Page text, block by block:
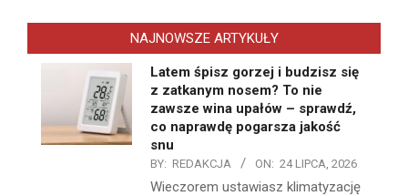
NAJNOWSZE ARTYKUŁY
Latem śpisz gorzej i budzisz się
z zatkanym nosem? To nie
zawsze wina upałów – sprawdź,
co naprawdę pogarsza jakość
snu
BY: REDAKCJA ON: 24 LIPCA, 2026
Wieczorem ustawiasz klimatyzację